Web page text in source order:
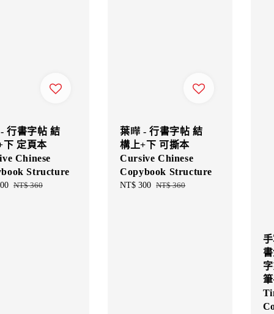
行書字帖 結
下 定頁本
Chinese
Structure
Regular
NT$ 360
葉曄 - 行書字帖 結
構上+下 可撕本
Cursive Chinese
Copybook Structure
Sale
NT$ 300 Regular
NT$ 360